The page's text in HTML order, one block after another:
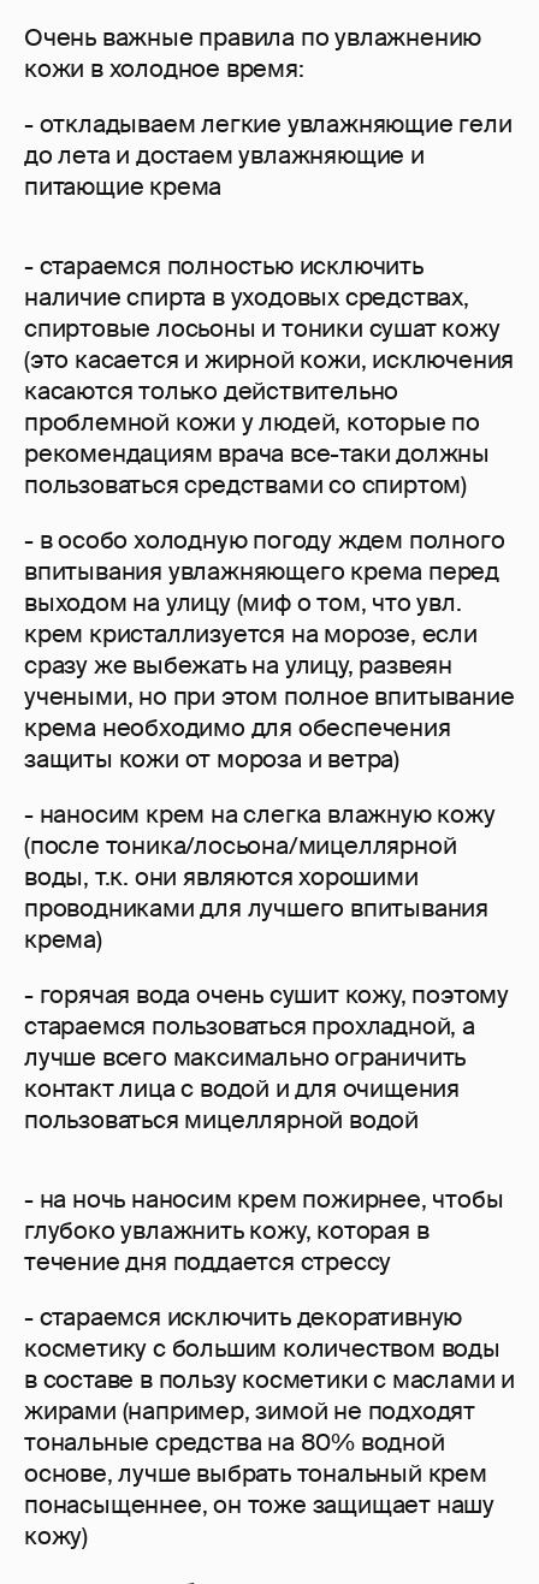
Очень важные правила по увлажнению
кожи в холодное время:
- откладываем легкие увлажняющие гели
до лета и достаем увлажняющие и
питающие крема
- стараемся полностью исключить
наличие спирта в уходовых средствах,
спиртовые лосьоны и тоники сушат кожу
(это касается и жирной кожи, исключения
касаются только действительно
проблемной кожи у людей, которые по
рекомендациям врача все-таки должны
пользоваться средствами со спиртом)
- в особо холодную погоду ждем полного
впитывания увлажняющего крема перед
выходом на улицу (миф о том, что увл.
крем кристаллизуется на морозе, если
сразу же выбежать на улицу, развеян
учеными, но при этом полное впитывание
крема необходимо для обеспечения
защиты кожи от мороза и ветра)
- наносим крем на слегка влажную кожу
(после тоника/лосьона/мицеллярной
воды, т.к. они являются хорошими
проводниками для лучшего впитывания
крема)
- горячая вода очень сушит кожу, поэтому
стараемся пользоваться прохладной, а
лучше всего максимально ограничить
контакт лица с водой и для очищения
пользоваться мицеллярной водой
- на ночь наносим крем пожирнее, чтобы
глубоко увлажнить кожу, которая в
течение дня поддается стрессу
- стараемся исключить декоративную
косметику с большим количеством воды
в составе в пользу косметики с маслами и
жирами (например, зимой не подходят
тональные средства на 80% водной
основе, лучше выбрать тональный крем
понасыщеннее, он тоже защищает нашу
кожу)